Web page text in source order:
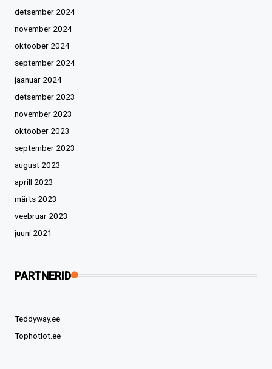
detsember 2024
november 2024
oktoober 2024
september 2024
jaanuar 2024
detsember 2023
november 2023
oktoober 2023
september 2023
august 2023
aprill 2023
märts 2023
veebruar 2023
juuni 2021
PARTNERID
Teddyway.ee
Tophotlot.ee